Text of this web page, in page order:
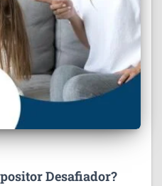
Desafiador?